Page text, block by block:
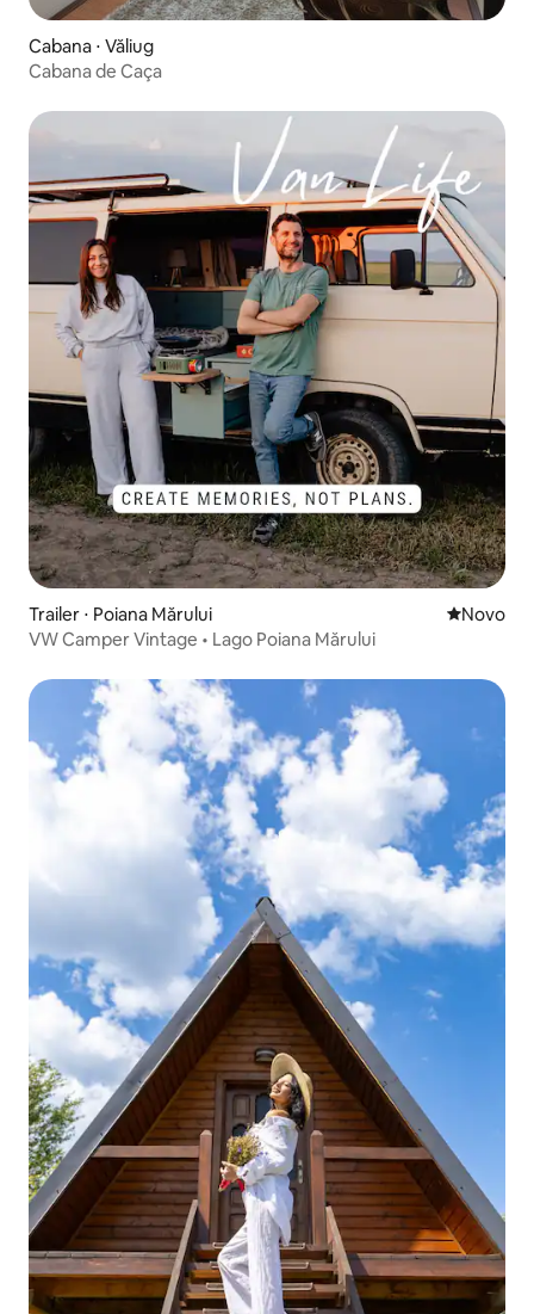
Cabana ⋅ Văliug
Cabana de Caça
Trailer ⋅ Poiana Mărului Novo
Novo
VW Camper Vintage • Lago Poiana Mărului